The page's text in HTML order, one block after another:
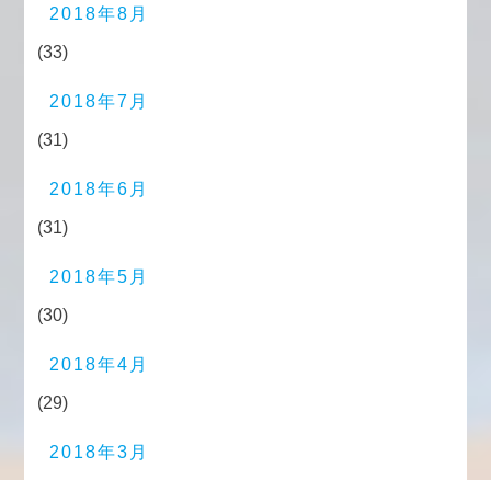
2018年8月
(33)
2018年7月
(31)
2018年6月
(31)
2018年5月
(30)
2018年4月
(29)
2018年3月